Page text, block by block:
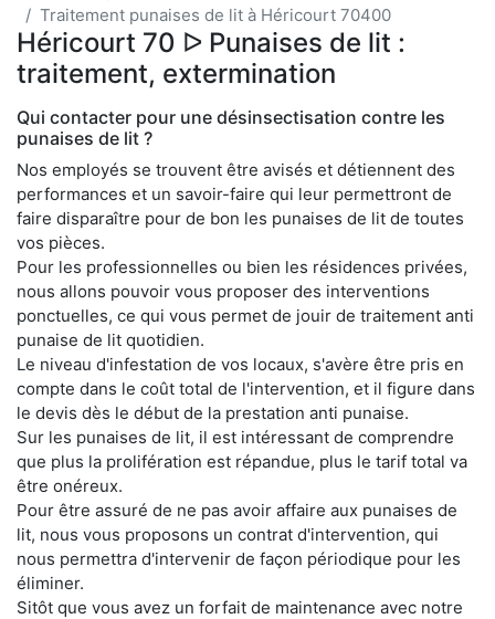
Traitement punaises de lit à Héricourt 70400
Héricourt 70 ᐅ Punaises de lit :
traitement, extermination
Qui contacter pour une désinsectisation contre les
punaises de lit ?
Nos employés se trouvent être avisés et détiennent des
performances et un savoir-faire qui leur permettront de
faire disparaître pour de bon les punaises de lit de toutes
vos pièces.
Pour les professionnelles ou bien les résidences privées,
nous allons pouvoir vous proposer des interventions
ponctuelles, ce qui vous permet de jouir de traitement anti
punaise de lit quotidien.
Le niveau d'infestation de vos locaux, s'avère être pris en
compte dans le coût total de l'intervention, et il figure dans
le devis dès le début de la prestation anti punaise.
Sur les punaises de lit, il est intéressant de comprendre
que plus la prolifération est répandue, plus le tarif total va
être onéreux.
Pour être assuré de ne pas avoir affaire aux punaises de
lit, nous vous proposons un contrat d'intervention, qui
nous permettra d'intervenir de façon périodique pour les
éliminer.
Sitôt que vous avez un forfait de maintenance avec notre